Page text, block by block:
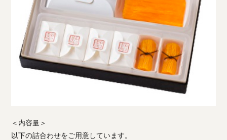
＜内容量＞
以下の詰合わせをご用意しています。